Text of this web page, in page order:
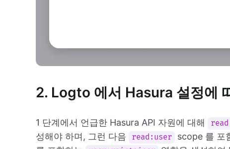
2. Logto 에서 Hasura 설정에
1 단계에서 언급한 Hasura API 자원에 대해
성해야 하며, 그런 다음
read:user scope 를 포